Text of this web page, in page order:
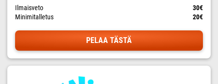
Ilmaisveto
30€
Minimitalletus
20€
PELAA TÄSTÄ